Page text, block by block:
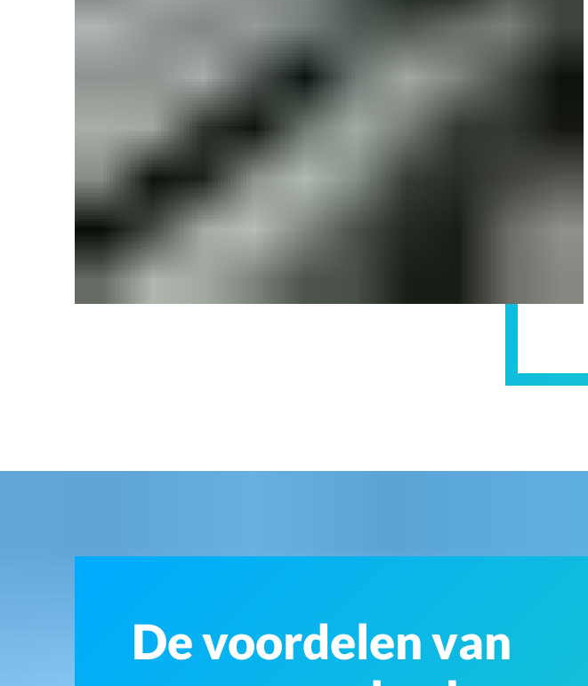
De voordelen van